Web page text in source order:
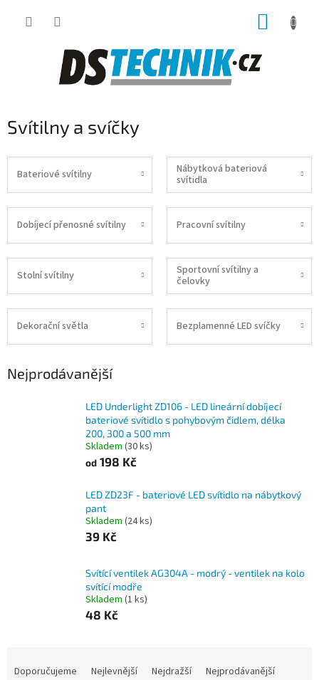
Svítilny a svíčky
Bateriové svítilny
Nábytková bateriová
svítidla
Dobíjecí přenosné svítilny Pracovní svítilny
Stolní svítilny
Sportovní svítilny a
čelovky
Dekorační světla Bezplamenné LED svíčky
Nejprodávanější
LED Underlight ZD106 - LED lineární dobíjecí
bateriové svítidlo s pohybovým čidlem, délka
200, 300 a 500 mm
Skladem (30 ks)
od 198 Kč
LED ZD23F - bateriové LED svítidlo na nábytkový
pant
Skladem (24 ks)
39 Kč
Svítící ventilek AG304A - modrý - ventilek na kolo
svítící modře
Skladem (1 ks)
48 Kč
Doporučujeme Nejlevnější Nejdražší
Nejprodávanější